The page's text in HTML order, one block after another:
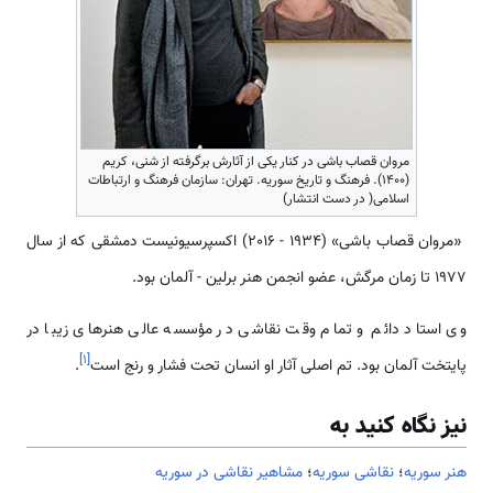
مروان قصاب باشی در کنار یکی از آثارش برگرفته از شنی، کریم
(۱۴۰۰). فرهنگ و تاریخ سوریه. تهران: سازمان فرهنگ و ارتباطات
اسلامی( در دست انتشار)
‌‌‌‌‌‌ «مروان قصاب باشی» (1934 - 2016) اکسپرسیونیست دمشقی که از سال
1977 تا زمان مرگش، عضو انجمن هنر برلین - آلمان بود.
وی استاد دائم و تمام وقت نقاشی در مؤسسه عالی هنرهای زیبا در
پایتخت آلمان بود. تم اصلی آثار او انسان تحت فشار و رنج است[۱]
.
نیز نگاه کنید به
هنر سوریه؛ نقاشی سوریه؛ مشاهیر نقاشی در سوریه